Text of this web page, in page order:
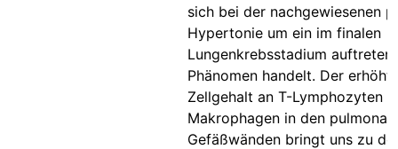
sich bei der nachgewiesenen
Hypertonie um ein im finalen
Lungenkrebsstadium
Phänomen handelt. Der
Zellgehalt an T-Lymphozyten
Makrophagen in den
Gefäßwänden bringt uns zu